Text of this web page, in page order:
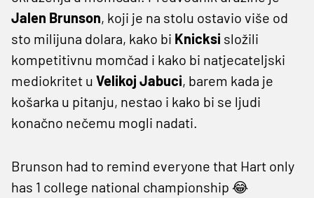
Jalen Brunson, koji je na stolu ostavio više od
sto milijuna dolara, kako bi Knicksi složili
kompetitivnu momčad i kako bi natjecateljski
mediokritet u Velikoj Jabuci, barem kada je
košarka u pitanju, nestao i kako bi se ljudi
konačno nečemu mogli nadati.
Brunson had to remind everyone that Hart only
has 1 college national championship 😂